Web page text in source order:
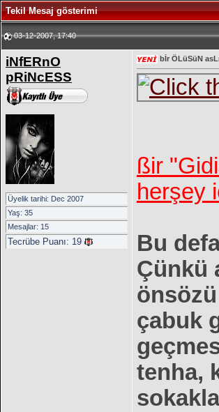
Tekil Mesaj gösterimi
03-12-2007, 17:40
iNfERnO
pRiNcESS
Üyelik tarihi: Dec 2007
Yaş: 35
Mesajlar: 15
Tecrübe Puanı: 19
bİr ÖLüSüN
ßir
herşey
Bu
Çünkü
önsözü
çabuk
tenha,